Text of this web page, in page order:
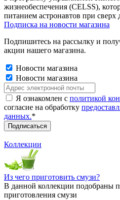
жизнеобеспечения (CELSS),
питанием астронавтов при сверх
Подписка на новости магазина
Подпишитесь на рассылку и
акции нашего магазина.
Новости магазина
Новости магазина
Я ознакомлен с политикой
согласие на обработку
данных.*
Коллекции
Из чего приготовить смузи?
В данной коллекции подобраны
приготовления смузи